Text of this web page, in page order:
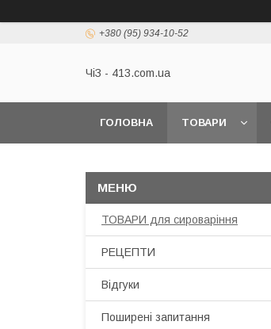
+380 (95) 934-10-52
ЧіЗ - 413.com.ua
ГОЛОВНА ТОВАРИ
ТОВАРИ для сироваріння
РЕЦЕПТИ
Відгуки
Поширені запитання